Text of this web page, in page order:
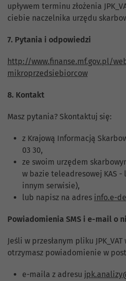
upływem terminu złożenia
ciebie naczelnika urzędu
7. Pytania i odpowiedzi
http://www.finanse.mf.gov.pl/
mikroprzedsiebiorcow
8. Kontakt
Masz pytania? Skontaktuj się:
z Krajową Informacją
03 30,
ze swoim urzędem
w bazie teleadresowej KAS
innym serwisie),
lub napisz na adres info.e-
Powiadomienia SMS i e-mail o
Jeśli w przesłanym pliku
otrzymasz powiadomienie w
e-maila z adresu